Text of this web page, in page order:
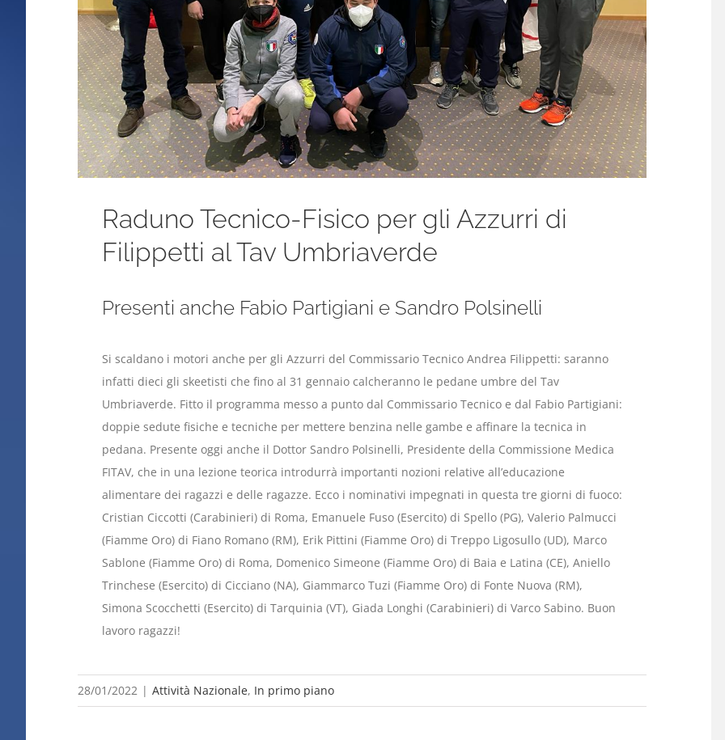
Raduno Tecnico-Fisico per gli Azzurri di
Filippetti al Tav Umbriaverde
Presenti anche Fabio Partigiani e Sandro Polsinelli
Si scaldano i motori anche per gli Azzurri del Commissario Tecnico Andrea Filippetti: saranno
infatti dieci gli skeetisti che fino al 31 gennaio calcheranno le pedane umbre del Tav
Umbriaverde. Fitto il programma messo a punto dal Commissario Tecnico e dal Fabio Partigiani:
doppie sedute fisiche e tecniche per mettere benzina nelle gambe e affinare la tecnica in
pedana. Presente oggi anche il Dottor Sandro Polsinelli, Presidente della Commissione Medica
FITAV, che in una lezione teorica introdurrà importanti nozioni relative all’educazione
alimentare dei ragazzi e delle ragazze. Ecco i nominativi impegnati in questa tre giorni di fuoco:
Cristian Ciccotti (Carabinieri) di Roma, Emanuele Fuso (Esercito) di Spello (PG), Valerio Palmucci
(Fiamme Oro) di Fiano Romano (RM), Erik Pittini (Fiamme Oro) di Treppo Ligosullo (UD), Marco
Sablone (Fiamme Oro) di Roma, Domenico Simeone (Fiamme Oro) di Baia e Latina (CE), Aniello
Trinchese (Esercito) di Cicciano (NA), Giammarco Tuzi (Fiamme Oro) di Fonte Nuova (RM),
Simona Scocchetti (Esercito) di Tarquinia (VT), Giada Longhi (Carabinieri) di Varco Sabino. Buon
lavoro ragazzi!
28/01/2022 | Attività Nazionale, In primo piano